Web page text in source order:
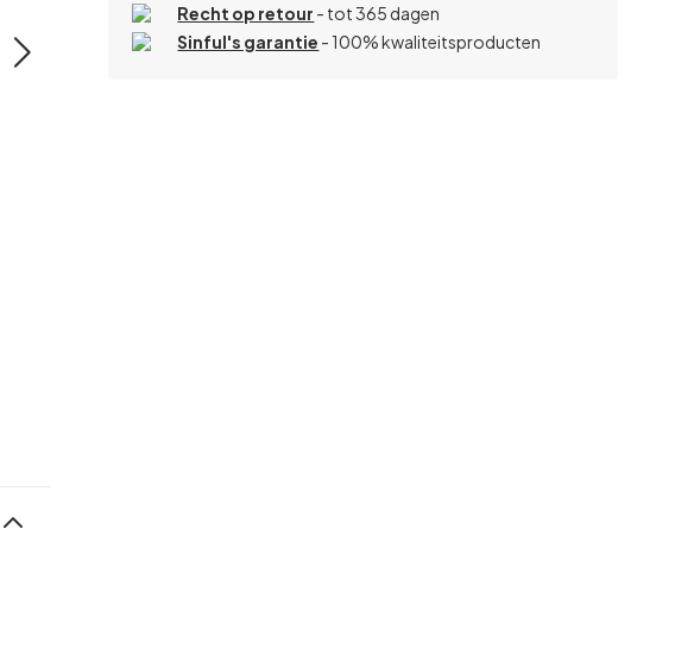
Recht op retour - tot 365 dagen
Sinful's garantie - 100% kwaliteitsproducten